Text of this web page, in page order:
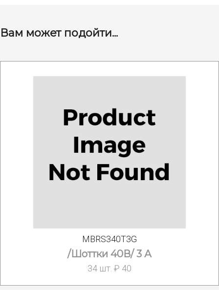
Вам может подойти...
MBRS340T3G
/Шоттки 40В/ 3 А
34 шт. ₽ 40